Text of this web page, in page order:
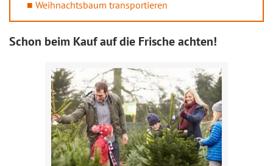
Weihnachtsbaum transportieren
Schon beim Kauf auf die Frische achten!